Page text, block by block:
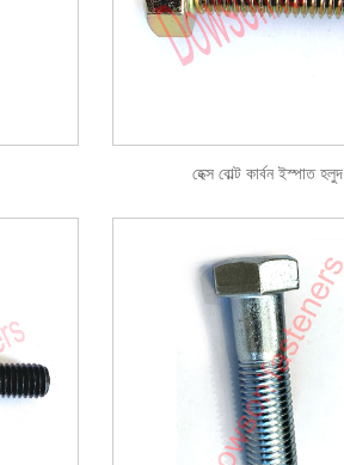
হেক্স বোল্ট কার্বন ইস্পাত হলুদ